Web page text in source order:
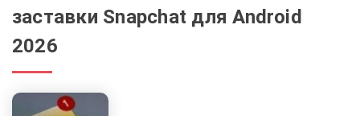
заставки Snapchat для Android
2026